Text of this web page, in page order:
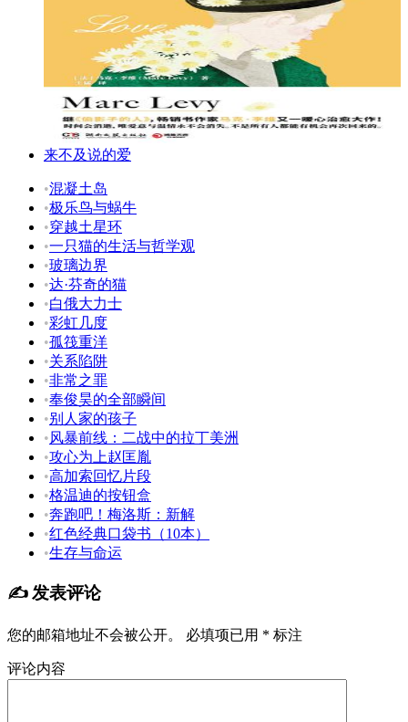
来不及说的爱
•混凝土岛
•极乐鸟与蜗牛
•穿越土星环
•一只猫的生活与哲学观
•玻璃边界
•达·芬奇的猫
•白俄大力士
•彩虹几度
•孤筏重洋
•关系陷阱
•非常之罪
•奉俊昊的全部瞬间
•别人家的孩子
•风暴前线：二战中的拉丁美洲
•攻心为上赵匡胤
•高加索回忆片段
•格温迪的按钮盒
•奔跑吧！梅洛斯：新解
•红色经典口袋书（10本）
•生存与命运
✍️ 发表评论
您的邮箱地址不会被公开。 必填项已用 * 标注
评论内容